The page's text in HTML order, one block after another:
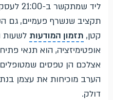
תקציב שנשרף פעמיים, גם
קטן, תזמון המודעות לשעות
אופטימיזציה, הוא תנאי
אצלכם הן טפסים
הערב מוכיחות את עצמן
דולק.